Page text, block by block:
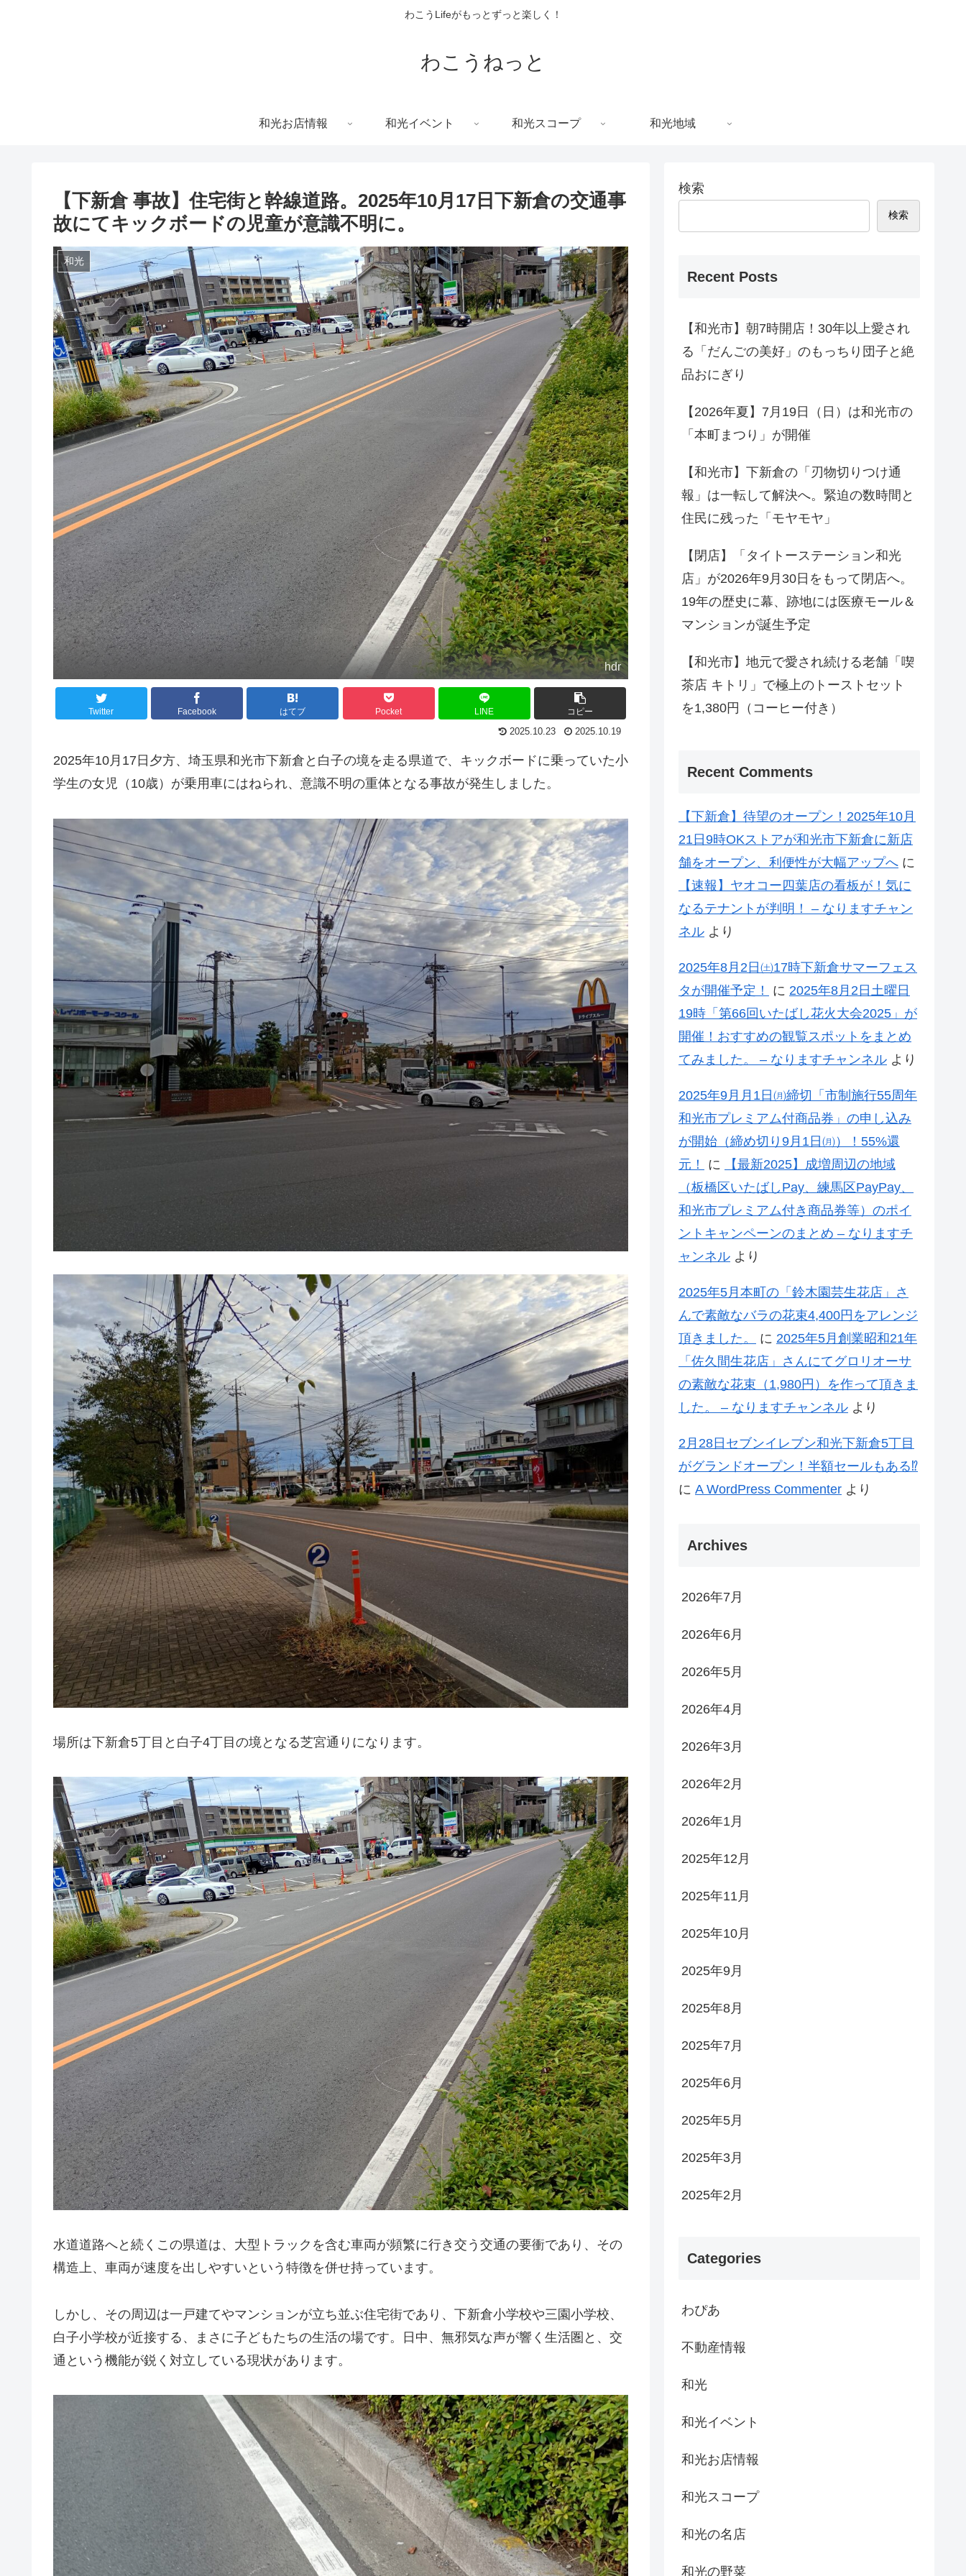
わこうLifeがもっとずっと楽しく！
わこうねっと
和光お店情報 和光イベント 和光スコープ 和光地域
【下新倉 事故】住宅街と幹線道路。2025年10月17日下新倉の交通事
故にてキックボードの児童が意識不明に。
和光
hdr
Twitter Facebook はてブ Pocket LINE コピー
2025.10.23 2025.10.19
2025年10月17日夕方、埼玉県和光市下新倉と白子の境を走る県道で、キックボードに乗っていた小
学生の女児（10歳）が乗用車にはねられ、意識不明の重体となる事故が発生しました。
場所は下新倉5丁目と白子4丁目の境となる芝宮通りになります。
水道道路へと続くこの県道は、大型トラックを含む車両が頻繁に行き交う交通の要衝であり、その
構造上、車両が速度を出しやすいという特徴を併せ持っています。
しかし、その周辺は一戸建てやマンションが立ち並ぶ住宅街であり、下新倉小学校や三園小学校、
白子小学校が近接する、まさに子どもたちの生活の場です。日中、無邪気な声が響く生活圏と、交
通という機能が鋭く対立している現状があります。
検索
検索
Recent Posts
【和光市】朝7時開店！30年以上愛され
る「だんごの美好」のもっちり団子と絶
品おにぎり
【2026年夏】7月19日（日）は和光市の
「本町まつり」が開催
【和光市】下新倉の「刃物切りつけ通
報」は一転して解決へ。緊迫の数時間と
住民に残った「モヤモヤ」
【閉店】「タイトーステーション和光
店」が2026年9月30日をもって閉店へ。
19年の歴史に幕、跡地には医療モール＆
マンションが誕生予定
【和光市】地元で愛され続ける老舗「喫
茶店 キトリ」で極上のトーストセット
を1,380円（コーヒー付き）
Recent Comments
【下新倉】待望のオープン！2025年10月
21日9時OKストアが和光市下新倉に新店
舗をオープン、利便性が大幅アップへ に
【速報】ヤオコー四葉店の看板が！気に
なるテナントが判明！ – なりますチャン
ネル より
2025年8月2日㈯17時下新倉サマーフェス
タが開催予定！
に 2025年8月2日土曜日
19時「第66回いたばし花火大会2025」が
開催！おすすめの観覧スポットをまとめ
てみました。 – なりますチャンネル より
2025年9月月1日㈪締切「市制施行55周年
和光市プレミアム付商品券」の申し込み
が開始（締め切り9月1日㈪）！55%還
元！
に
【最新2025】成増周辺の地域
（板橋区いたばしPay、練馬区PayPay、
和光市プレミアム付き商品券等）のポイ
ントキャンペーンのまとめ – なりますチ
ャンネル より
2025年5月本町の「鈴木園芸生花店」さ
んで素敵なバラの花束4,400円をアレンジ
頂きました。
に 2025年5月創業昭和21年
「佐久間生花店」さんにてグロリオーサ
の素敵な花束（1,980円）を作って頂きま
した。 – なりますチャンネル より
2月28日セブンイレブン和光下新倉5丁目
がグランドオープン！半額セールもある⁉
に A WordPress Commenter より
Archives
2026年7月
2026年6月
2026年5月
2026年4月
2026年3月
2026年2月
2026年1月
2025年12月
2025年11月
2025年10月
2025年9月
2025年8月
2025年7月
2025年6月
2025年5月
2025年3月
2025年2月
Categories
わぴあ
不動産情報
和光
和光イベント
和光お店情報
和光スコープ
和光の名店
和光の野菜